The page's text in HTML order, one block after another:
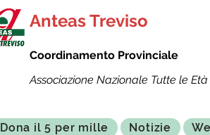
Anteas Treviso
Coordinamento Provinciale
Associazione Nazionale Tutte le
Dona il 5 per mille Notizie